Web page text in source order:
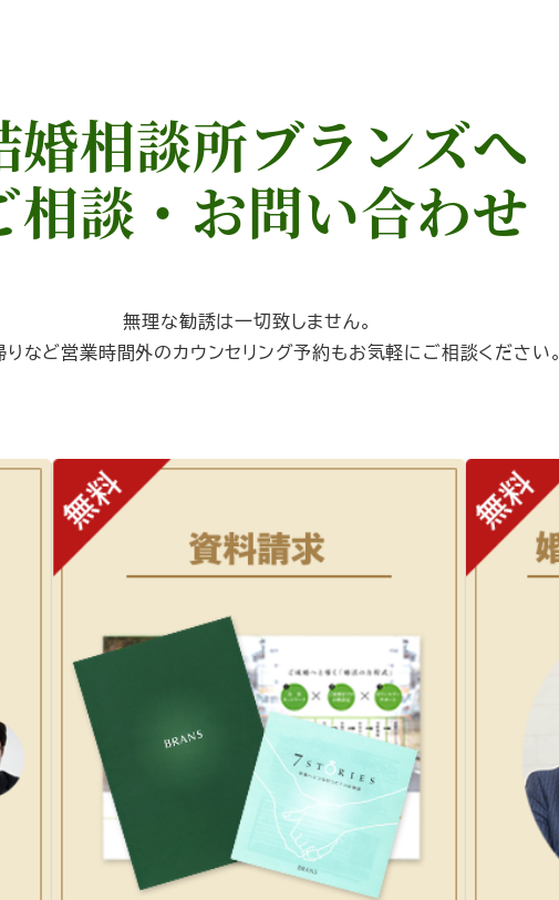
婚相談所ブランズへ
相談・お問い合わせ
無理な勧誘は一切致しません。
など営業時間外のカウンセリング予約もお気軽にご相談ください。